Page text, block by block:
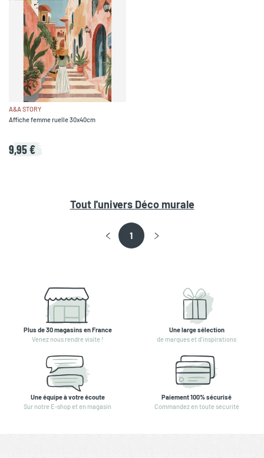
A&A STORY
Affiche femme ruelle 30x40cm
9,95 €
Tout l'univers Déco murale
1
Plus de 30 magasins en France
Venez nous rendre visite !
Une large sélection
de marques et d'inspirations
Une équipe à votre écoute
Sur notre E-shop et en magasin
Paiement 100% sécurisé
Commandez en toute sécurité